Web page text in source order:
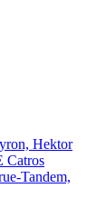
Hektor
Catros
Tandem,